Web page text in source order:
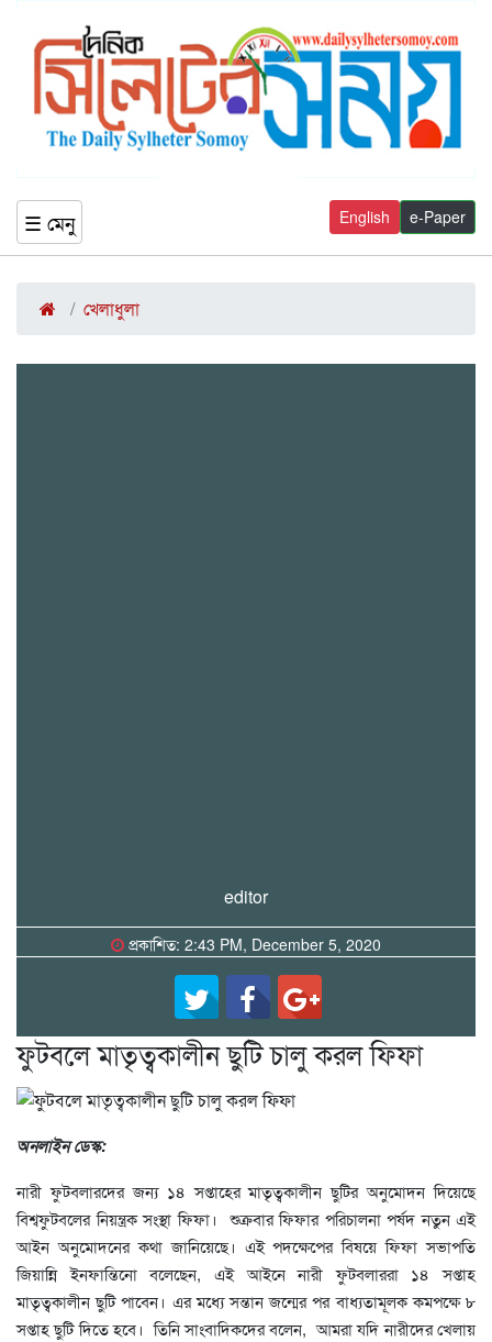
☰ মেনু e-Paper
English
খেলাধুলা
editor
প্রকাশিত: 2:43 PM, December 5, 2020
ফুটবলে মাতৃত্বকালীন ছুটি চালু করল ফিফা
অনলাইন ডেস্ক:
নারী ফুটবলারদের জন্য ১৪ সপ্তাহের মাতৃত্বকালীন ছুটির অনুমোদন দিয়েছে
বিশ্বফুটবলের নিয়ন্ত্রক সংস্থা ফিফা। শুক্রবার ফিফার পরিচালনা পর্ষদ নতুন এই
আইন অনুমোদনের কথা জানিয়েছে। এই পদক্ষেপের বিষয়ে ফিফা সভাপতি
জিয়ান্নি ইনফান্তিনো বলেছেন, এই আইনে নারী ফুটবলাররা ১৪ সপ্তাহ
মাতৃত্বকালীন ছুটি পাবেন। এর মধ্যে সন্তান জন্মের পর বাধ্যতামূলক কমপক্ষে ৮
সপ্তাহ ছুটি দিতে হবে। তিনি সাংবাদিকদের বলেন, আমরা যদি নারীদের খেলায়